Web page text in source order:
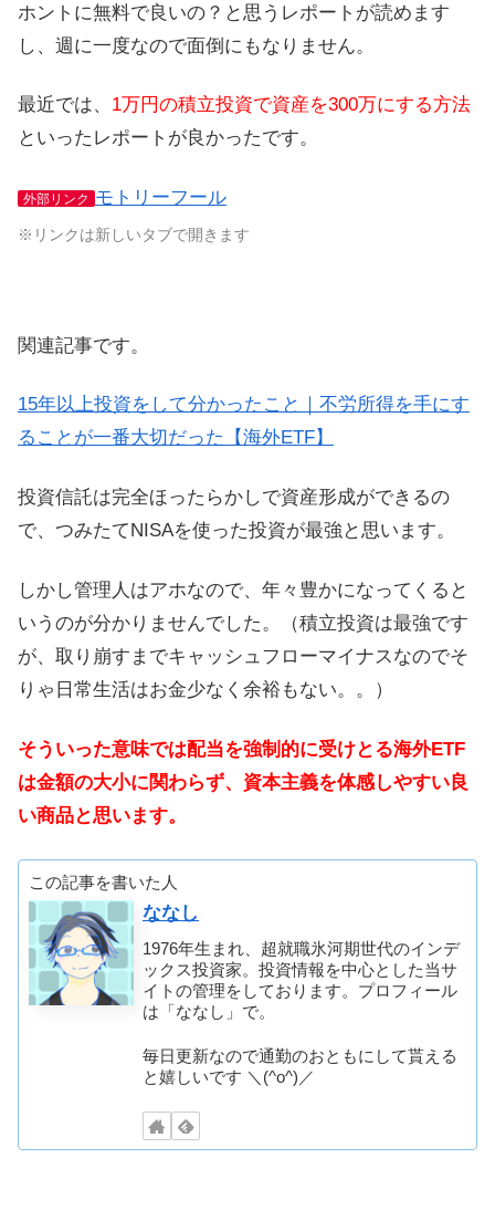
ホントに無料で良いの？と思うレポートが読めます
し、週に一度なので面倒にもなりません。
最近では、 1万円の積立投資で資産を300万にする方法
といったレポートが良かったです。
外部リンク モトリーフール
※リンクは新しいタブで開きます
関連記事です。
15年以上投資をして分かったこと｜不労所得を手にす
ることが一番大切だった【海外ETF】
投資信託は完全ほったらかしで資産形成ができるの
で、つみたてNISAを使った投資が最強と思います。
しかし管理人はアホなので、年々豊かになってくると
いうのが分かりませんでした。（積立投資は最強です
が、取り崩すまでキャッシュフローマイナスなのでそ
りゃ日常生活はお金少なく余裕もない。。）
そういった意味では配当を強制的に受けとる海外ETF
は金額の大小に関わらず、資本主義を体感しやすい良
い商品と思います。
この記事を書いた人
ななし
1976年生まれ、超就職氷河期世代のインデ
ックス投資家。投資情報を中心とした当サ
イトの管理をしております。プロフィール
は「ななし」で。
毎日更新なので通勤のおともにして貰える
と嬉しいです ＼(^o^)／